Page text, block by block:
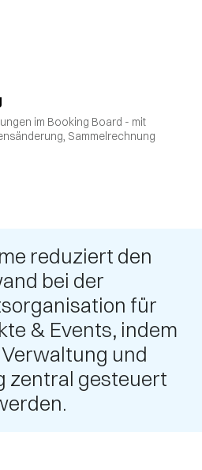
im Booking Board - mit
Sammelrechnung
reduziert den
bei der
für
& Events, indem
und
zentral gesteuert